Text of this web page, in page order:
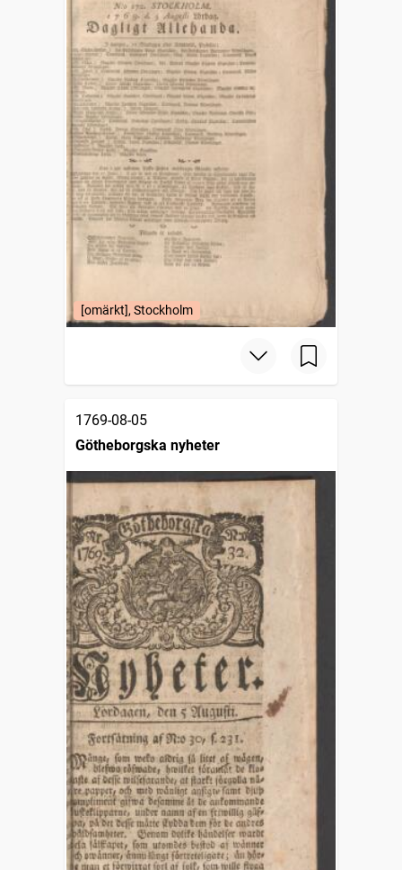
[omärkt], Stockholm
1769-08-05
Götheborgska nyheter